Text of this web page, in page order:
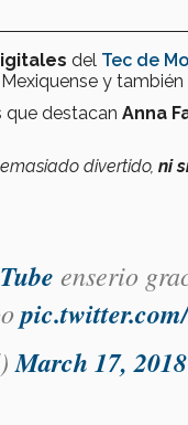
del Tec de
y
que destacan Anna
divertido, ni
enserio
March 17, 2018